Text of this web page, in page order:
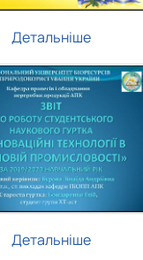
Детальніше
Детальніше